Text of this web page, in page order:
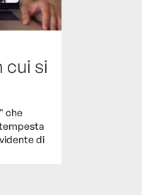
cui si
che
di